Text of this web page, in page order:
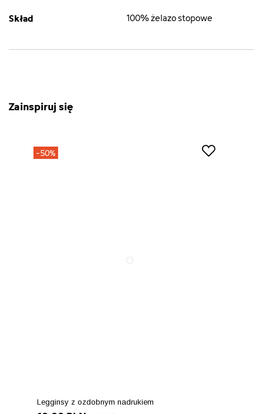
Skład 100% żelazo stopowe
Zainspiruj się
-50%
Legginsy z ozdobnym nadrukiem